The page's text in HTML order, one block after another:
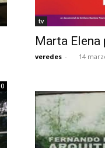
0
tv
Marta Elena
veredes - 14